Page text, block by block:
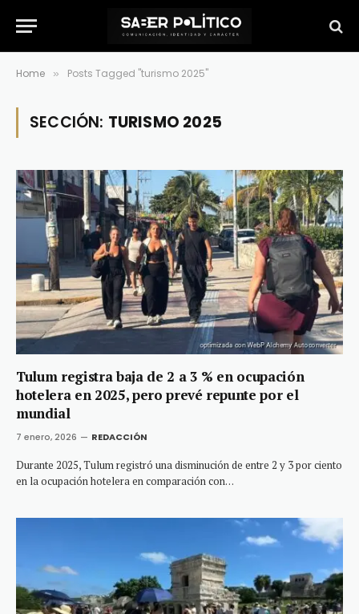
Home » Posts Tagged "turismo 2025"
SECCIÓN: TURISMO 2025
Tulum registra baja de 2 a 3 % en ocupación
hotelera en 2025, pero prevé repunte por el
mundial
7 enero, 2026 REDACCIÓN
Durante 2025, Tulum registró una disminución de entre 2 y 3 por ciento
en la ocupación hotelera en comparación con…